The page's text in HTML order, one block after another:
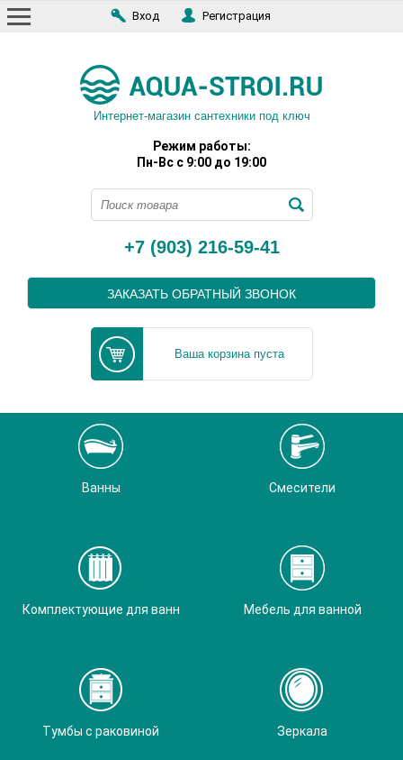
Вход Регистрация
Интернет-магазин сантехники под ключ
Режим работы:
Пн-Вс с 9:00 до 19:00
+7 (903) 216-59-41
ЗАКАЗАТЬ ОБРАТНЫЙ ЗВОНОК
Ваша корзина пуста
Ванны Смесители
Комплектующие для ванн Мебель для ванной
Тумбы с раковиной Зеркала